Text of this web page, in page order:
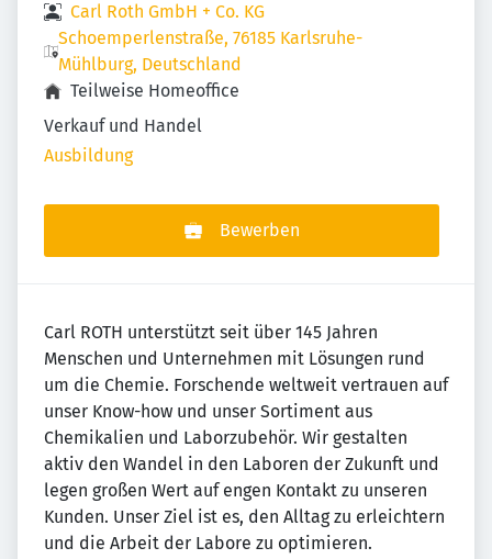
Carl Roth GmbH + Co. KG
Schoemperlenstraße, 76185 Karlsruhe-
Mühlburg, Deutschland
Teilweise Homeoffice
Verkauf und Handel
Ausbildung
Bewerben
Carl ROTH unterstützt seit über 145 Jahren
Menschen und Unternehmen mit Lösungen rund
um die Chemie. Forschende weltweit vertrauen auf
unser Know-how und unser Sortiment aus
Chemikalien und Laborzubehör. Wir gestalten
aktiv den Wandel in den Laboren der Zukunft und
legen großen Wert auf engen Kontakt zu unseren
Kunden. Unser Ziel ist es, den Alltag zu erleichtern
und die Arbeit der Labore zu optimieren.